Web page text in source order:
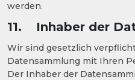
werden.
11. Inhaber der
Wir sind gesetzlich
Datensammlung mit Ihren
Der Inhaber der